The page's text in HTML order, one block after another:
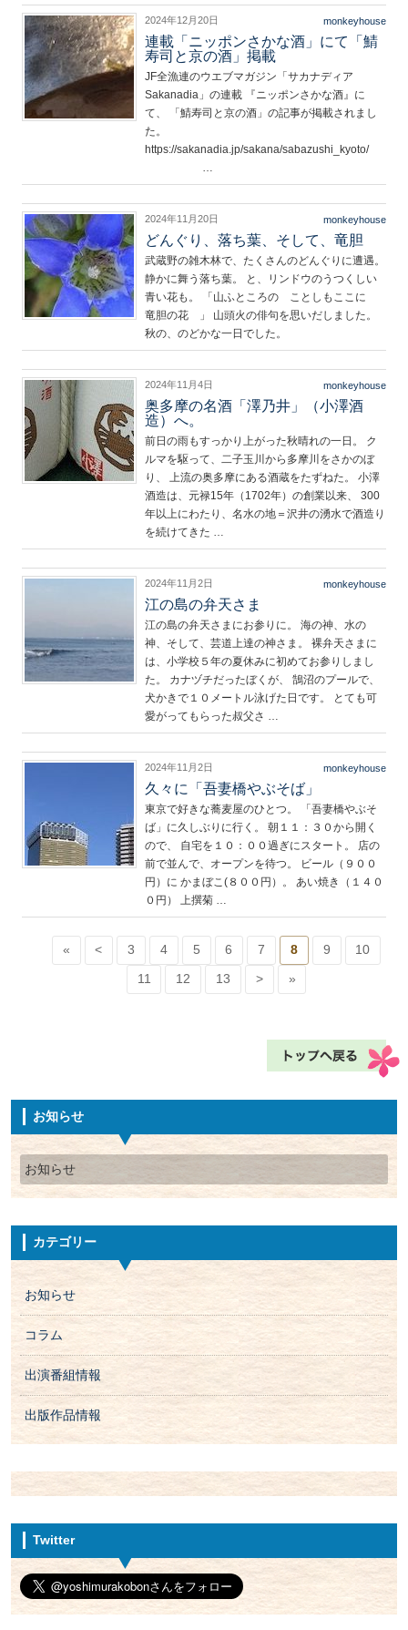
2024年12月20日 monkeyhouse
連載「ニッポンさかな酒」にて「鯖
寿司と京の酒」掲載
JF全漁連のウエブマガジン「サカナディア
Sakanadia」の連載 『ニッポンさかな酒』に
て、 「鯖寿司と京の酒」の記事が掲載されまし
た。
https://sakanadia.jp/sakana/sabazushi_kyoto/
…
2024年11月20日 monkeyhouse
どんぐり、落ち葉、そして、竜胆
武蔵野の雑木林で、たくさんのどんぐりに遭遇。
静かに舞う落ち葉。 と、リンドウのうつくしい
青い花も。 「山ふところの ことしもここに
竜胆の花 」 山頭火の俳句を思いだしました。
秋の、のどかな一日でした。
2024年11月4日 monkeyhouse
奥多摩の名酒「澤乃井」（小澤酒
造）へ。
前日の雨もすっかり上がった秋晴れの一日。 ク
ルマを駆って、二子玉川から多摩川をさかのぼ
り、 上流の奥多摩にある酒蔵をたずねた。 小澤
酒造は、元禄15年（1702年）の創業以来、 300
年以上にわたり、名水の地＝沢井の湧水で酒造り
を続けてきた …
2024年11月2日 monkeyhouse
江の島の弁天さま
江の島の弁天さまにお参りに。 海の神、水の
神、そして、芸道上達の神さま。 裸弁天さまに
は、小学校５年の夏休みに初めてお参りしまし
た。 カナヅチだったぼくが、 鵠沼のプールで、
犬かきで１０メートル泳げた日です。 とても可
愛がってもらった叔父さ …
2024年11月2日 monkeyhouse
久々に「吾妻橋やぶそば」
東京で好きな蕎麦屋のひとつ。 「吾妻橋やぶそ
ば」に久しぶりに行く。 朝１１：３０から開く
ので、 自宅を１０：００過ぎにスタート。 店の
前で並んで、オープンを待つ。 ビール（９００
円）に かまぼこ(８００円）。 あい焼き（１４０
０円） 上撰菊 …
« < 3 4 5 6 7 8 9 10
11 12 13 > »
お知らせ
お知らせ
カテゴリー
お知らせ
コラム
出演番組情報
出版作品情報
Twitter